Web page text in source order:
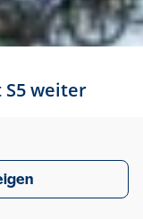
S5 weiter